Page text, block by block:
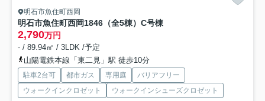
明石市魚住町西岡
明石市魚住町西岡1846（全5棟）C号棟
2,790万円
- / 89.94㎡ / 3LDK /予定
山陽電鉄本線「東二見」駅 徒歩10分
駐車2台可 都市ガス 専用庭
バリアフリー
ウォークインクロゼット
ウォークインシューズクロゼット